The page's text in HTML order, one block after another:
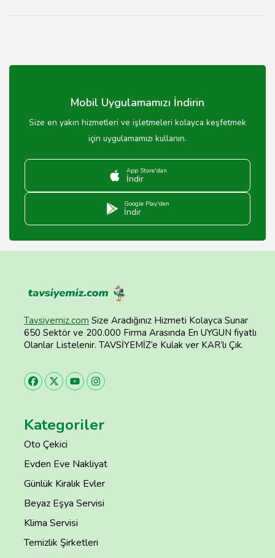
Mobil Uygulamamızı İndirin
Size en yakın hizmetleri ve işletmeleri kolayca keşfetmek
için uygulamamızı kullanın.
App Store'dan
İndir
Google Play'den
İndir
Tavsiyemiz.com Size Aradığınız Hizmeti Kolayca Sunar
650 Sektör ve 200.000 Firma Arasında En UYGUN fiyatlı
Olanlar Listelenir. TAVSİYEMİZ’e Kulak ver KAR’lı Çık.
Kategoriler
Oto Çekici
Evden Eve Nakliyat
Günlük Kiralık Evler
Beyaz Eşya Servisi
Klima Servisi
Temizlik Şirketleri